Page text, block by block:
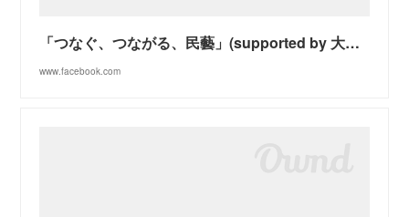
「つなぐ、つながる、民藝」(supported by 大阪日本民芸館）難波高島屋催事出店
www.facebook.com